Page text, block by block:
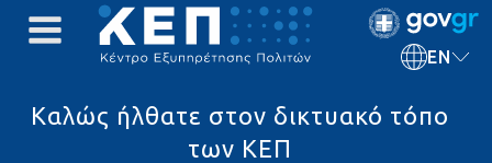
EN
Καλώς ήλθατε στον δικτυακό τόπο
των ΚΕΠ